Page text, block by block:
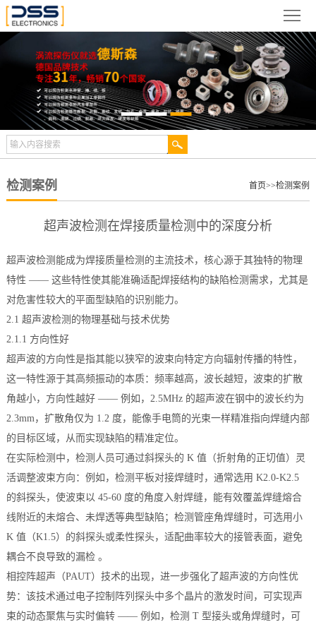
斯
森
动
态
品
展
检
测
合
伴
中
心
术
文
档
服
务
与
持
联
系
德
斯
森
检测案例 首页>>检测案例
超声波检测在焊接质量检测中的深度分析
超声波检测能成为焊接质量检测的主流技术，核心源于其独特的物理
特性 —— 这些特性使其能准确适配焊接结构的缺陷检测需求，尤其是
对危害性较大的平面型缺陷的识别能力。
2.1 超声波检测的物理基础与技术优势
2.1.1 方向性好
超声波的方向性是指其能以狭窄的波束向特定方向辐射传播的特性，
这一特性源于其高频振动的本质：频率越高，波长越短，波束的扩散
角越小，方向性越好 —— 例如，2.5MHz 的超声波在钢中的波长约为
2.3mm，扩散角仅为 1.2 度，能像手电筒的光束一样精准指向焊缝内部
的目标区域，从而实现缺陷的精准定位。
在实际检测中，检测人员可通过斜探头的 K 值（折射角的正切值）灵
活调整波束方向：例如，检测平板对接焊缝时，通常选用 K2.0-K2.5
的斜探头，使波束以 45-60 度的角度入射焊缝，能有效覆盖焊缝熔合
线附近的未熔合、未焊透等典型缺陷；检测管座角焊缝时，可选用小
K 值（K1.5）的斜探头或柔性探头，适配曲率较大的接管表面，避免
耦合不良导致的漏检 。
相控阵超声（PAUT）技术的出现，进一步强化了超声波的方向性优
势：该技术通过电子控制阵列探头中多个晶片的激发时间，可实现声
束的动态聚焦与实时偏转 —— 例如，检测 T 型接头或角焊缝时，可